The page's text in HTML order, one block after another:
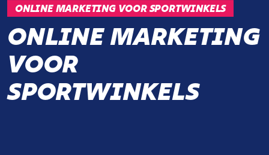
ONLINE MARKETING VOOR SPORTWINKELS
ONLINE MARKETING
VOOR
SPORTWINKELS